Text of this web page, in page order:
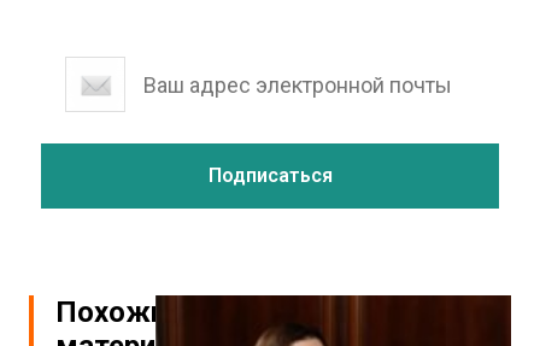
Похожие